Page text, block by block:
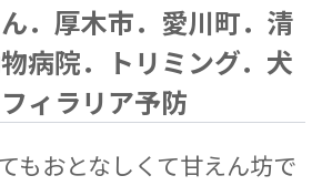
．厚木市．愛川町．清
病院．トリミング．犬
ィラリア予防
もおとなしくて甘えん坊で